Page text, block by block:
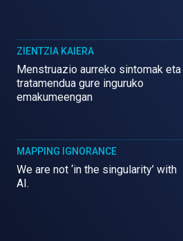
ZIENTZIA KAIERA
Menstruazio aurreko sintomak eta
tratamendua gure inguruko
emakumeengan
MAPPING IGNORANCE
We are not ‘in the singularity’ with
AI.